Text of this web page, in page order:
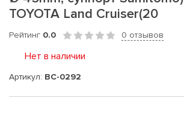
TOYOTA Land Cruiser(20
Рейтинг 0.0 0 отзывов
Нет в наличии
Артикул: BC-0292